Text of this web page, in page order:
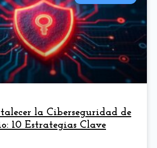
la Ciberseguridad de
10 Estrategias Clave